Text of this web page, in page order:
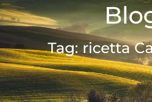
Tag: ricetta